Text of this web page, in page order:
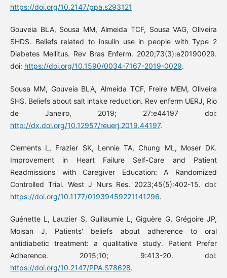
https://doi.org/10.2147/ppa.s293121
Gouveia BLA, Sousa MM, Almeida TCF, Sousa VAG, Oliveira
SHDS. Beliefs related to insulin use in people with Type 2
Diabetes Mellitus. Rev Bras Enferm. 2020;73(3):e20190029.
doi: https://doi.org/10.1590/0034-7167-2019-0029.
Sousa MM, Gouveia BLA, Almeida TCF, Freire MEM, Oliveira
SHS. Beliefs about salt intake reduction. Rev enferm UERJ, Rio
de Janeiro, 2019; 27:e44197 doi:
http://dx.doi.org/10.12957/reuerj.2019.44197.
Clements L, Frazier SK, Lennie TA, Chung ML, Moser DK.
Improvement in Heart Failure Self-Care and Patient
Readmissions with Caregiver Education: A Randomized
Controlled Trial. West J Nurs Res. 2023;45(5):402-15. doi:
https://doi.org/10.1177/01939459221141296.
Guénette L, Lauzier S, Guillaumie L, Giguère G, Grégoire JP,
Moisan J. Patients' beliefs about adherence to oral
antidiabetic treatment: a qualitative study. Patient Prefer
Adherence. 2015;10; 9:413-20. doi:
https://doi.org/10.2147/PPA.S78628.